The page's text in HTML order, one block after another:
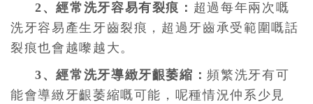
2、經常洗牙容易有裂痕： 超過每年兩次嘅
洗牙容易產生牙齒裂痕，超過牙齒承受範圍嘅話
裂痕也會越嚟越大。
3、經常洗牙導緻牙齦萎縮：頻繁洗牙有可
能會導緻牙齦萎縮嘅可能，呢種情況仲系少見